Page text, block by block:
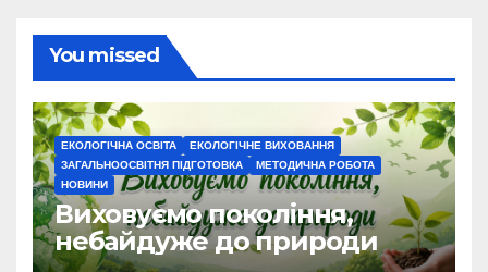
You missed
ЕКОЛОГІЧНА ОСВІТА
ЕКОЛОГІЧНЕ ВИХОВАННЯ
ЗАГАЛЬНООСВІТНЯ ПІДГОТОВКА
МЕТОДИЧНА РОБОТА
НОВИНИ
Виховуємо покоління,
небайдуже до природи